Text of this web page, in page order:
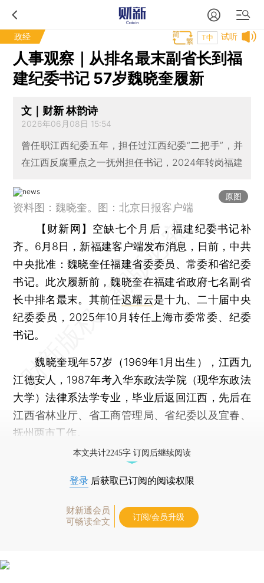
政经 试听
T中
人事观察｜从排名最末副省长到福
建纪委书记 57岁魏晓奎履新
文｜财新 林韵诗
2026年06月08日 15:54
曾任职江西纪委五年，担任过江西纪委“二把手”，并
在江西反腐重点之一抚州担任书记，2024年转岗福建
原图
资料图：魏晓奎。图：北京日报客户端
【财新网】 空缺七个月后，福建纪委书记补
齐。6月8日，新福建客户端发布消息，日前，中共
中央批准：魏晓奎任福建省委委员、常委和省纪委
书记。此次履新前，魏晓奎在福建省政府七名副省
长中排名最末。其前任迟耀云是十九、二十届中央
纪委委员，2025年10月转任上海市委常委、纪委
书记。
魏晓奎现年57岁（1969年1月出生），江西九
江德安人，1987年考入华东政法学院（现华东政法
大学）法律系法学专业，毕业后返回江西，先后在
江西省林业厅、省工商管理局、省纪委以及宜春、
抚州两市工作。
本文共计2245字 订阅后继续阅读
登录 后获取已订阅的阅读权限
财新通会员
可畅读全文
订阅/会员升级